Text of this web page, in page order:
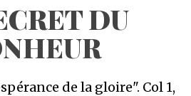
DU
de la gloire". Col 1,